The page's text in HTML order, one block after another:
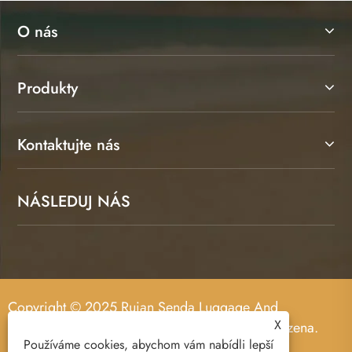
O nás
Produkty
Kontaktujte nás
NÁSLEDUJ NÁS
Copyright © 2025 Ruian Senda Luggage And
Leather Products Co., Ltd. Všechna práva vyhrazena.
X
Používáme cookies, abychom vám nabídli lepší